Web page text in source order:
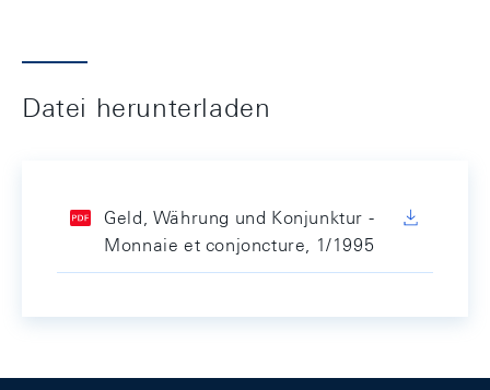
Datei herunterladen
Geld, Währung und Konjunktur -
Monnaie et conjoncture, 1/1995